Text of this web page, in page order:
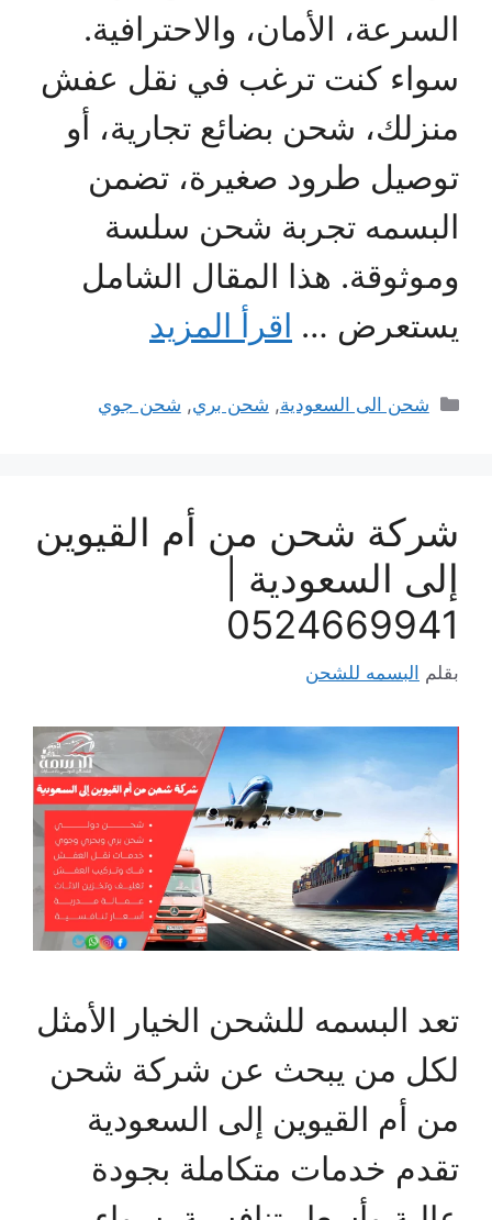
السرعة، الأمان، والاحترافية.
سواء كنت ترغب في نقل عفش
منزلك، شحن بضائع تجارية، أو
توصيل طرود صغيرة، تضمن
البسمه تجربة شحن سلسة
وموثوقة. هذا المقال الشامل
يستعرض … اقرأ المزيد
التصنيفات
شحن الى السعودية, شحن بري, شحن جوي
شركة شحن من أم القيوين
إلى السعودية |
0524669941
بقلم البسمه للشحن
تعد البسمه للشحن الخيار الأمثل
لكل من يبحث عن شركة شحن
من أم القيوين إلى السعودية
تقدم خدمات متكاملة بجودة